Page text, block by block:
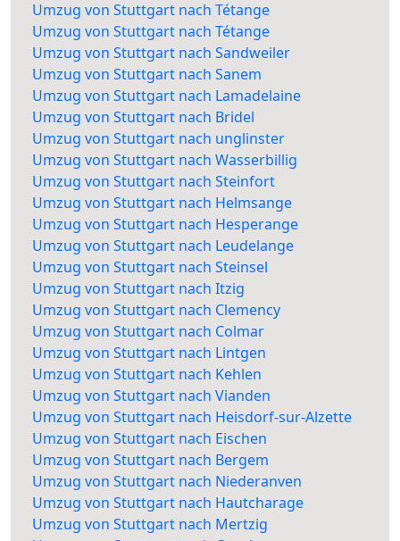
Umzug von Stuttgart nach Tétange
Umzug von Stuttgart nach Tétange
Umzug von Stuttgart nach Sandweiler
Umzug von Stuttgart nach Sanem
Umzug von Stuttgart nach Lamadelaine
Umzug von Stuttgart nach Bridel
Umzug von Stuttgart nach unglinster
Umzug von Stuttgart nach Wasserbillig
Umzug von Stuttgart nach Steinfort
Umzug von Stuttgart nach Helmsange
Umzug von Stuttgart nach Hesperange
Umzug von Stuttgart nach Leudelange
Umzug von Stuttgart nach Steinsel
Umzug von Stuttgart nach Itzig
Umzug von Stuttgart nach Clemency
Umzug von Stuttgart nach Colmar
Umzug von Stuttgart nach Lintgen
Umzug von Stuttgart nach Kehlen
Umzug von Stuttgart nach Vianden
Umzug von Stuttgart nach Heisdorf-sur-Alzette
Umzug von Stuttgart nach Eischen
Umzug von Stuttgart nach Bergem
Umzug von Stuttgart nach Niederanven
Umzug von Stuttgart nach Hautcharage
Umzug von Stuttgart nach Mertzig